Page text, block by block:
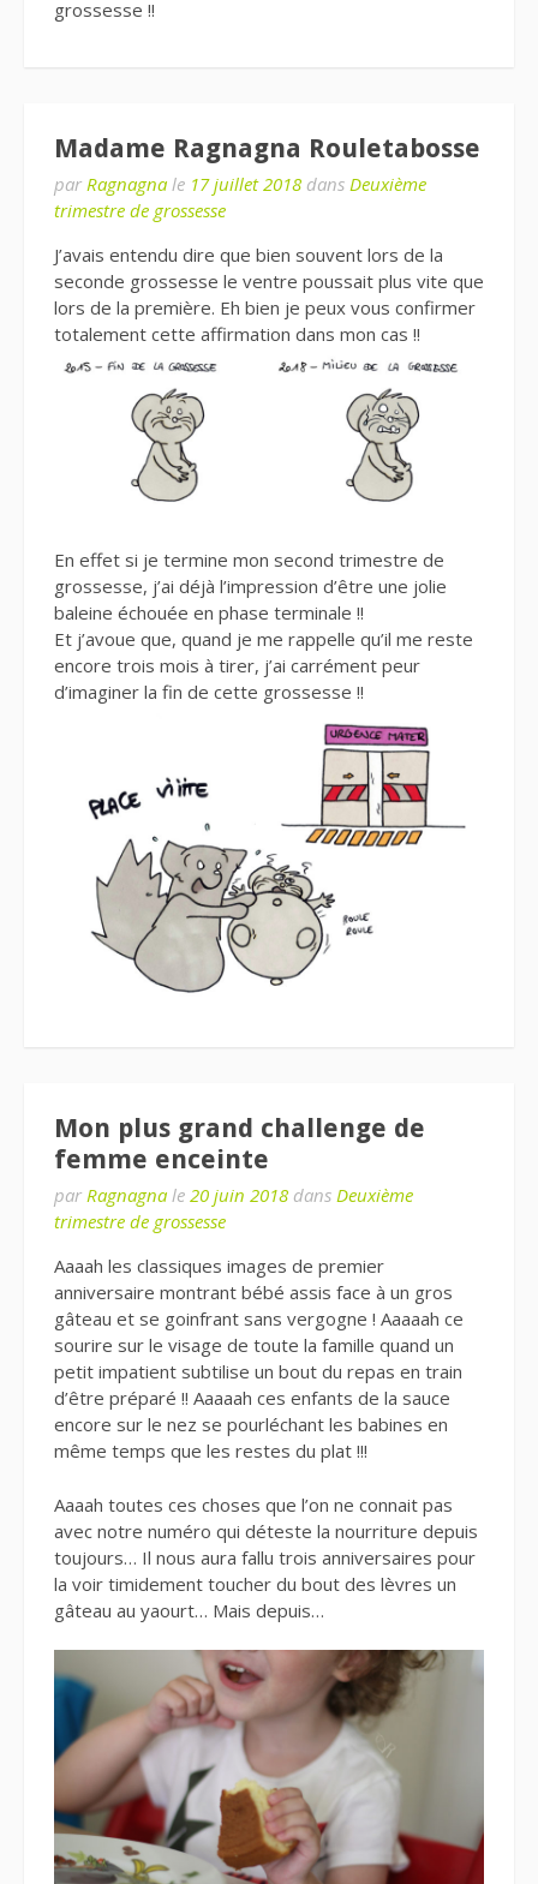
grossesse !!
Madame Ragnagna Rouletabosse
par Ragnagna le 17 juillet 2018 dans Deuxième
trimestre de grossesse
J’avais entendu dire que bien souvent lors de la
seconde grossesse le ventre poussait plus vite que
lors de la première. Eh bien je peux vous confirmer
totalement cette affirmation dans mon cas !!
En effet si je termine mon second trimestre de
grossesse, j’ai déjà l’impression d’être une jolie
baleine échouée en phase terminale !!
Et j’avoue que, quand je me rappelle qu’il me reste
encore trois mois à tirer, j’ai carrément peur
d’imaginer la fin de cette grossesse !!
Mon plus grand challenge de
femme enceinte
par Ragnagna le 20 juin 2018 dans Deuxième
trimestre de grossesse
Aaaah les classiques images de premier
anniversaire montrant bébé assis face à un gros
gâteau et se goinfrant sans vergogne ! Aaaaah ce
sourire sur le visage de toute la famille quand un
petit impatient subtilise un bout du repas en train
d’être préparé !! Aaaaah ces enfants de la sauce
encore sur le nez se pourléchant les babines en
même temps que les restes du plat !!!
Aaaah toutes ces choses que l’on ne connait pas
avec notre numéro qui déteste la nourriture depuis
toujours… Il nous aura fallu trois anniversaires pour
la voir timidement toucher du bout des lèvres un
gâteau au yaourt… Mais depuis…